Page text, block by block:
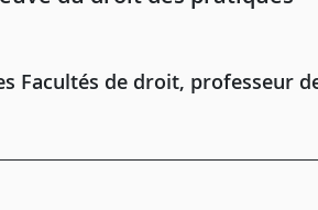
Facultés de droit, professeur